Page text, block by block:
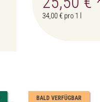
34,00 € pro 1 l
BALD VERFÜGBAR